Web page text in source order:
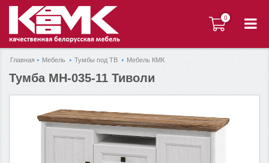
0
0
Главная Мебель Тумбы под ТВ Мебель КМК
Тумба МН-035-11 Тиволи